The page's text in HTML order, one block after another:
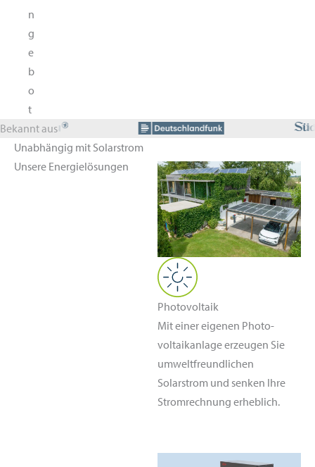
n
g
e
b
o
t
Bekannt aus
Unabhängig mit Solarstrom
Unsere Energielösungen
Photovoltaik
Mit einer eigenen Photo­
voltaik­anlage erzeugen Sie
umwelt­freundlichen
Solarstrom und senken Ihre
Strom­rechnung erheblich.